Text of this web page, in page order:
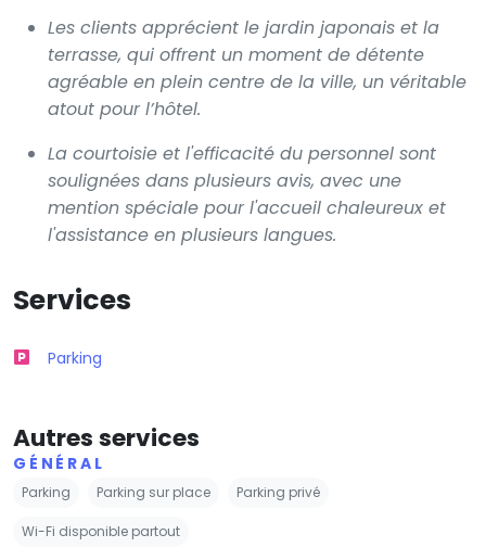
Les clients apprécient le jardin japonais et la
terrasse, qui offrent un moment de détente
agréable en plein centre de la ville, un véritable
atout pour l’hôtel.
La courtoisie et l'efficacité du personnel sont
soulignées dans plusieurs avis, avec une
mention spéciale pour l'accueil chaleureux et
l'assistance en plusieurs langues.
Services
Parking
Autres services
GÉNÉRAL
Parking Parking sur place Parking privé
Wi-Fi disponible partout